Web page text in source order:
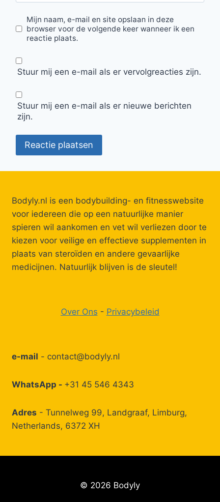
Mijn naam, e-mail en site opslaan in deze
browser voor de volgende keer wanneer ik een
reactie plaats.
Stuur mij een e-mail als er vervolgreacties zijn.
Stuur mij een e-mail als er nieuwe berichten
zijn.
Bodyly.nl is een bodybuilding- en fitnesswebsite
voor iedereen die op een natuurlijke manier
spieren wil aankomen en vet wil verliezen door te
kiezen voor veilige en effectieve supplementen in
plaats van steroïden en andere gevaarlijke
medicijnen. Natuurlijk blijven is de sleutel!
Over Ons - Privacybeleid
e-mail - contact@bodyly.nl
WhatsApp - +31 45 546 4343
Adres - Tunnelweg 99, Landgraaf, Limburg,
Netherlands, 6372 XH
© 2026 Bodyly